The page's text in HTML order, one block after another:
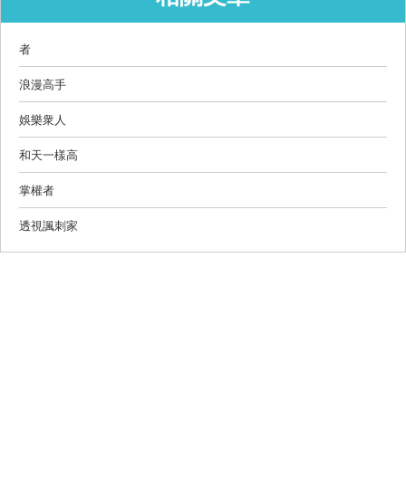
者
浪漫高手
娛樂衆人
和天一樣高
掌權者
透視諷刺家